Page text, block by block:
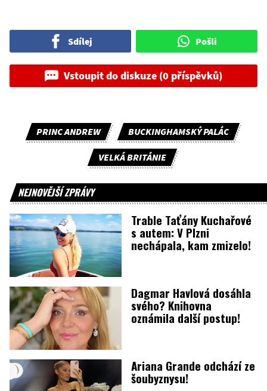
Sdílej Pošli
Vstoupit do diskuze (0 příspěvků)
PRINC ANDREW BUCKINGHAMSKÝ PALÁC
VELKÁ BRITÁNIE
NEJNOVĚJŠÍ ZPRÁVY
Trable Taťány Kuchařové
s autem: V Plzni
nechápala, kam zmizelo!
Dagmar Havlová dosáhla
svého? Knihovna
oznámila další postup!
Ariana Grande odchází ze
šoubyznysu!